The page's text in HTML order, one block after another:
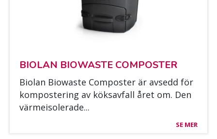
BIO­LAN BIOWAS­TE COM­POS­TER
Bio­lan Biowas­te Com­pos­ter är av­sedd för
kom­pos­te­ring av kök­sav­fall året om. Den
vär­mei­so­le­ra­de...
SE MER